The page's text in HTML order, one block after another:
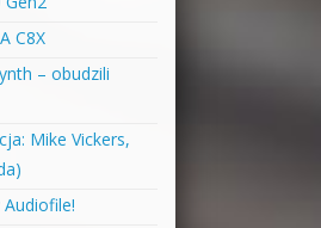
C8X
– obudzili
Mike Vickers,